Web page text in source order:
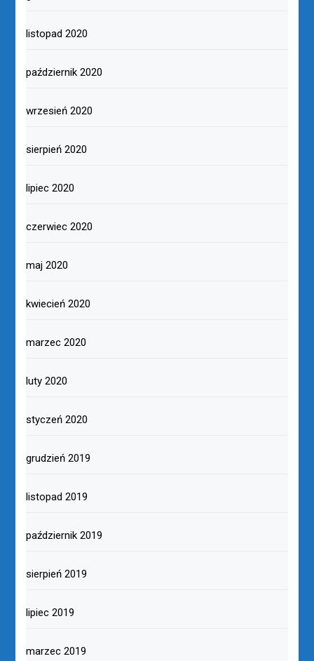
listopad 2020
październik 2020
wrzesień 2020
sierpień 2020
lipiec 2020
czerwiec 2020
maj 2020
kwiecień 2020
marzec 2020
luty 2020
styczeń 2020
grudzień 2019
listopad 2019
październik 2019
sierpień 2019
lipiec 2019
marzec 2019